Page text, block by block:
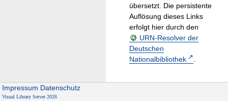
übersetzt. Die persistente
Auflösung dieses Links
erfolgt hier durch den
URN-Resolver der
Deutschen
Nationalbibliothek
.
Impressum Datenschutz
Visual Library Server 2026